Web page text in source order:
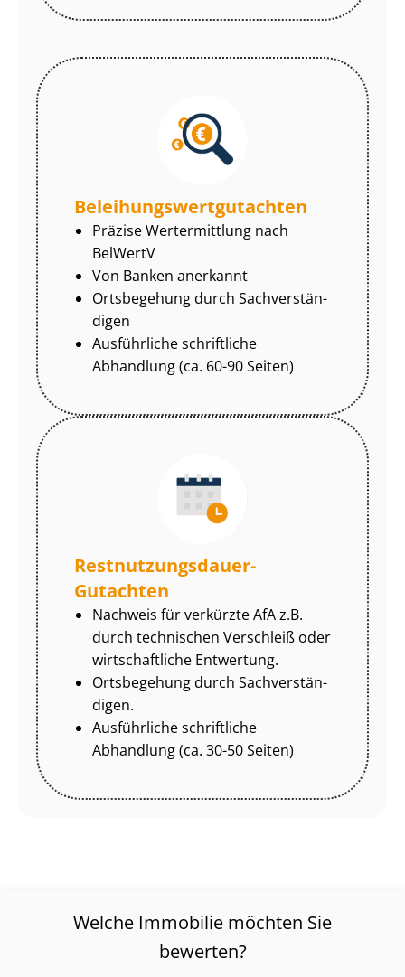
Be­lei­hungs­wert­gut­ach­ten
Präzise Wertermittlung nach
BelWertV
Von Banken anerkannt
Ortsbegehung durch Sach­ver­stän­
di­gen
Ausführliche schriftliche
Abhandlung (ca. 60-90 Seiten)
Rest­nut­zungs­dau­er-
Gutachten
Nachweis für verkürzte AfA z.B.
durch technischen Verschleiß oder
wirtschaftliche Entwertung.
Ortsbegehung durch Sach­ver­stän­
di­gen.
Ausführliche schriftliche
Abhandlung (ca. 30-50 Seiten)
Welche Immobilie möchten Sie
bewerten?